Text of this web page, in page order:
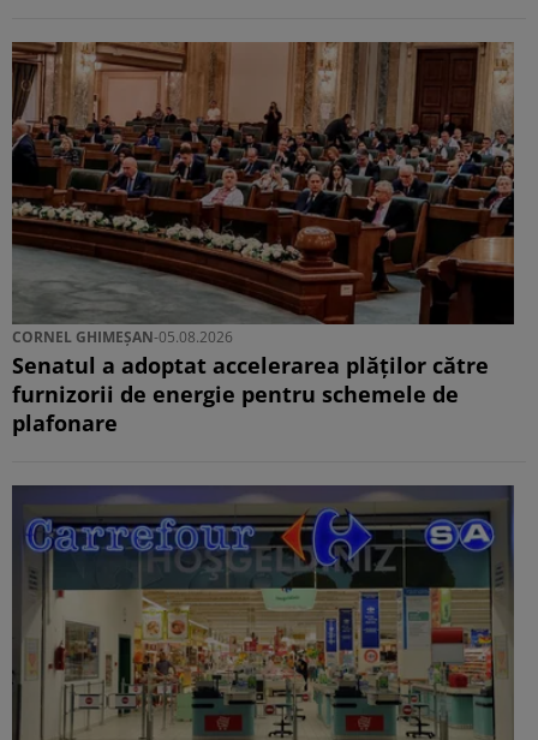
CORNEL GHIMEȘAN-05.08.2026
Senatul a adoptat accelerarea plăților către
furnizorii de energie pentru schemele de
plafonare